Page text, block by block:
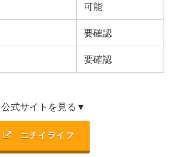
可能
要確認
要確認
式サイトを見る▼
ニチイライフ